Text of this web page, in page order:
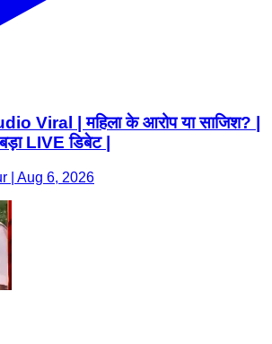
Viral | महिला के आरोप या साजिश? |
LIVE डिबेट |
| Aug 6, 2026